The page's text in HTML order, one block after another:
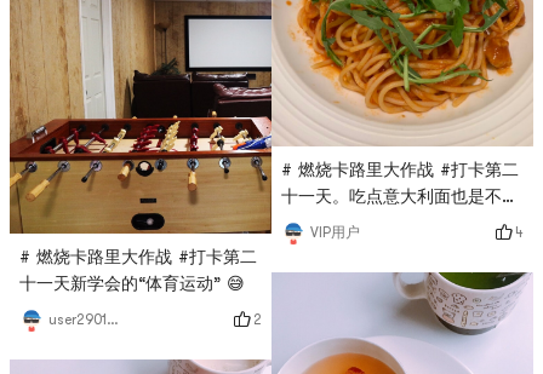
# 燃烧卡路里大作战 #打卡第二
十一天新学会的“体育运动” 😅
user2901968043 2
# 燃烧卡路里大作战 #打卡第二
十一天。吃点意大利面也是不错
的选择VIP用户 4